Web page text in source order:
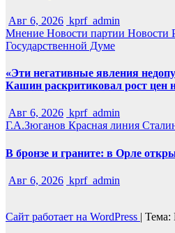
Авг 6, 2026 kprf_admin
Мнение Новости партии Новости
Государственной Думе
«Эти негативные явления
Кашин раскритиковал рост цен
Авг 6, 2026 kprf_admin
Г.А.Зюганов Красная линия
В бронзе и граните: в Орле
Авг 6, 2026 kprf_admin
Сайт работает на WordPress | Тема: